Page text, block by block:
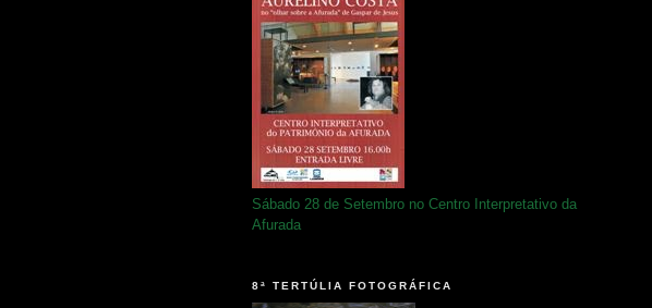
Sábado 28 de Setembro no Centro Interpretativo da
Afurada
8ª TERTÚLIA FOTOGRÁFICA